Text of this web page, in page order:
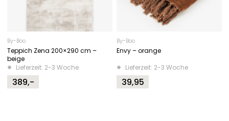
By-Boo
Teppich Zena 200×290 cm –
beige
Lieferzeit: 2-3 Woche
389,-
By-Boo
Envy – orange
Lieferzeit: 2-3 Woche
39,95